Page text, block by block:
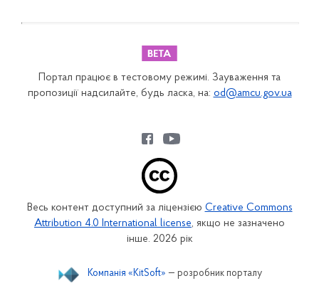
Портал працює в тестовому режимі. Зауваження та
пропозиції надсилайте, будь ласка, на: od@amcu.gov.ua
Весь контент доступний за ліцензією Creative Commons
Attribution 4.0 International license, якщо не зазначено
інше. 2026 рік
Компанія «KitSoft» — розробник порталу